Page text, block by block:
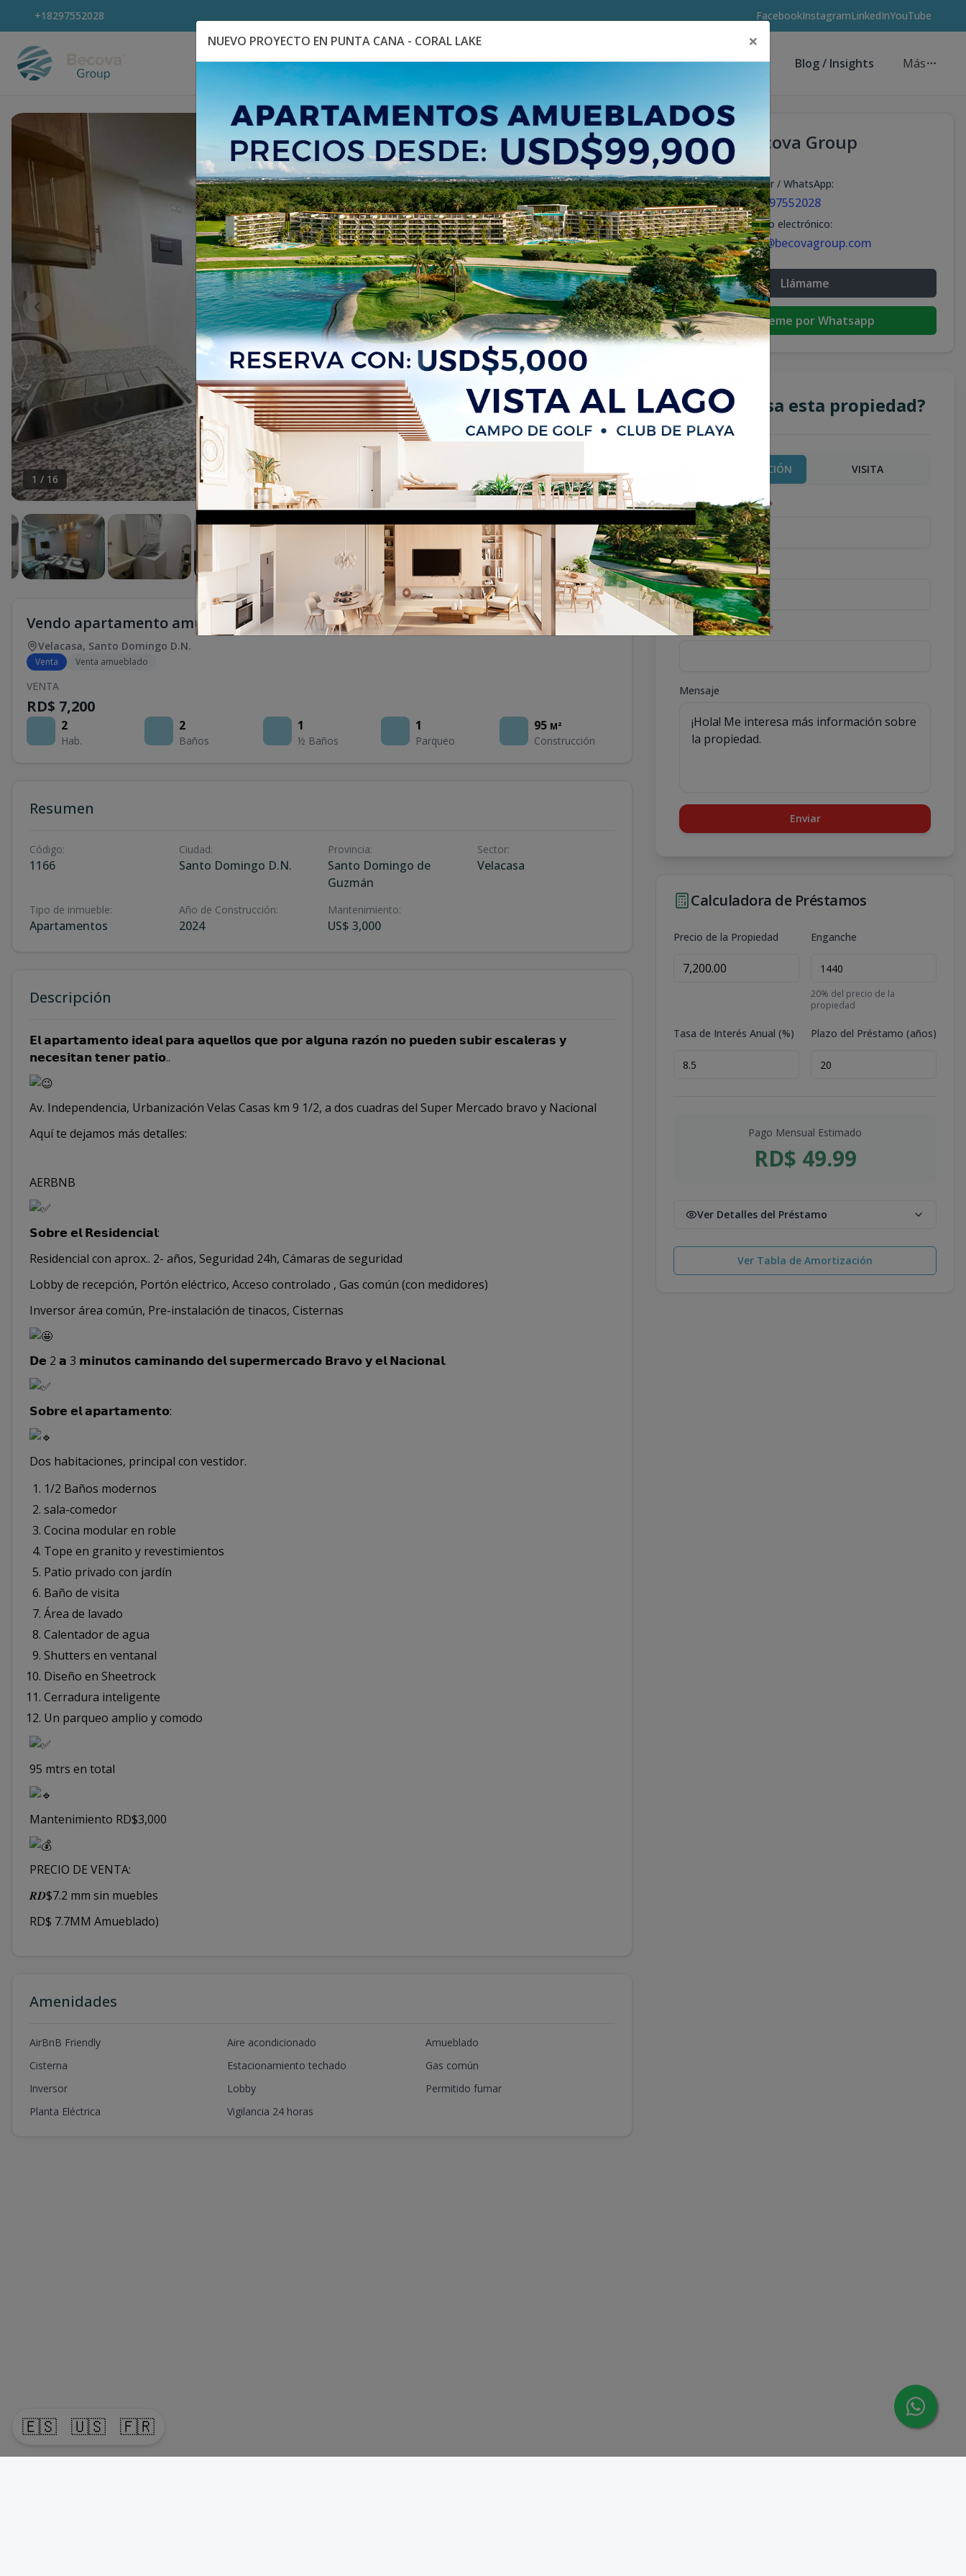
🇪🇸 🇺🇸 🇫🇷
+18297552028 FacebookInstagramLinkedInYouTube
Explora Propiedades Catálogo de Proyectos Guía de inversión Asesores de Inversión Blog / Insights Más
1 / 16
Vendo apartamento amueblado, RD$7.2 mm Av. Independencia km 9
Velacasa, Santo Domingo D.N.
Venta Venta amueblado
VENTA
RD$ 7,200
2
Hab.
2
Baños
1
½ Baños
1
Parqueo
95 M²
Construcción
Resumen
Código:
1166
Ciudad:
Santo Domingo D.N.
Provincia:
Santo Domingo de
Guzmán
Sector:
Velacasa
Tipo de inmueble:
Apartamentos
Año de Construcción:
2024
Mantenimiento:
US$ 3,000
Descripción
𝗘𝗹 𝗮𝗽𝗮𝗿𝘁𝗮𝗺𝗲𝗻𝘁𝗼 𝗶𝗱𝗲𝗮𝗹 𝗽𝗮𝗿𝗮 𝗮𝗾𝘂𝗲𝗹𝗹𝗼𝘀 𝗾𝘂𝗲 𝗽𝗼𝗿 𝗮𝗹𝗴𝘂𝗻𝗮 𝗿𝗮𝘇𝗼́𝗻 𝗻𝗼 𝗽𝘂𝗲𝗱𝗲𝗻 𝘀𝘂𝗯𝗶𝗿 𝗲𝘀𝗰𝗮𝗹𝗲𝗿𝗮𝘀 𝘆
𝗻𝗲𝗰𝗲𝘀𝗶𝘁𝗮𝗻 𝘁𝗲𝗻𝗲𝗿 𝗽𝗮𝘁𝗶𝗼..
Av. Independencia, Urbanización Velas Casas km 9 1/2, a dos cuadras del Super Mercado bravo y Nacional
Aquí te dejamos más detalles:
AERBNB
𝗦𝗼𝗯𝗿𝗲 𝗲𝗹 𝗥𝗲𝘀𝗶𝗱𝗲𝗻𝗰𝗶𝗮𝗹:
Residencial con aprox.. 2- años, Seguridad 24h, Cámaras de seguridad
Lobby de recepción, Portón eléctrico, Acceso controlado , Gas común (con medidores)
Inversor área común, Pre-instalación de tinacos, Cisternas
𝗗𝗲 2 𝗮 3 𝗺𝗶𝗻𝘂𝘁𝗼𝘀 𝗰𝗮𝗺𝗶𝗻𝗮𝗻𝗱𝗼 𝗱𝗲𝗹 𝘀𝘂𝗽𝗲𝗿𝗺𝗲𝗿𝗰𝗮𝗱𝗼 𝗕𝗿𝗮𝘃𝗼 𝘆 𝗲𝗹 𝗡𝗮𝗰𝗶𝗼𝗻𝗮𝗹.
𝗦𝗼𝗯𝗿𝗲 𝗲𝗹 𝗮𝗽𝗮𝗿𝘁𝗮𝗺𝗲𝗻𝘁𝗼:
Dos habitaciones, principal con vestidor.
1/2 Baños modernos
sala-comedor
Cocina modular en roble
Tope en granito y revestimientos
Patio privado con jardín
Baño de visita
Área de lavado
Calentador de agua
Shutters en ventanal
Diseño en Sheetrock
Cerradura inteligente
Un parqueo amplio y comodo
95 mtrs en total
Mantenimiento RD$3,000
PRECIO DE VENTA:
𝑹𝑫$7.2 mm sin muebles
RD$ 7.7MM Amueblado)
Amenidades
AirBnB Friendly Aire acondicionado
Amueblado
Cisterna
Estacionamiento techado
Gas común
Inversor
Lobby
Permitido fumar
Planta Eléctrica
Vigilancia 24 horas
Becova Group
Celular / WhatsApp:
+18297552028
Correo electrónico:
info@becovagroup.com
Llámame
Escribeme por Whatsapp
¿Te interesa esta propiedad?
MÁS INFORMACIÓN VISITA
Nombre completo*
Teléfono*
Correo Electrónico*
Mensaje
Enviar
Calculadora de Préstamos
Precio de la Propiedad Enganche
20% del precio de la
propiedad
Tasa de Interés Anual (%) Plazo del Préstamo (años)
Pago Mensual Estimado
RD$ 49.99
Ver Detalles del Préstamo
Ver Tabla de Amortización
NUEVO PROYECTO EN PUNTA CANA - CORAL LAKE ×